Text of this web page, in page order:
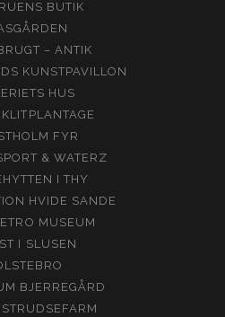
BUTIK
– ANTIK
KUNSTPAVILLON
HUS
FYR
& WATERZ
I THY
HVIDE SANDE
MUSEUM
I SLUSEN
BJERREGÅRD
STRUDSEFARM